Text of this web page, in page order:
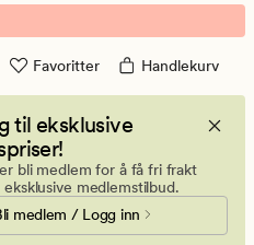
Favoritter Handlekurv
til eksklusive
bli medlem for å få fri frakt
medlemstilbud.
medlem / Logg inn
som varer